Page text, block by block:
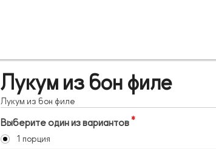
Лукум из бон филе
Лукум из бон филе
Выберите один из вариантов
1 порция